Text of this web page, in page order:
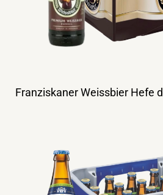
Franziskaner Weissbier Hefe